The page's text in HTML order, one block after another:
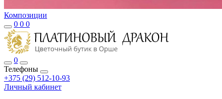
Композиции
0 0 0
0
Телефоны
+375 (29) 512-10-93
Личный кабинет